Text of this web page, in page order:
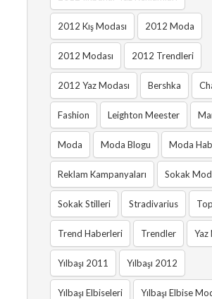
2012 Kış Modası 2012 Moda
2012 Modası 2012 Trendleri
2012 Yaz Modası Bershka
Fashion Leighton Meester
Moda Moda Blogu Moda
Reklam Kampanyaları Sokak
Sokak Stilleri Stradivarius
Trend Haberleri Trendler Yaz
Yılbaşı 2011 Yılbaşı 2012
Yılbaşı Elbiseleri Yılbaşı Elbise